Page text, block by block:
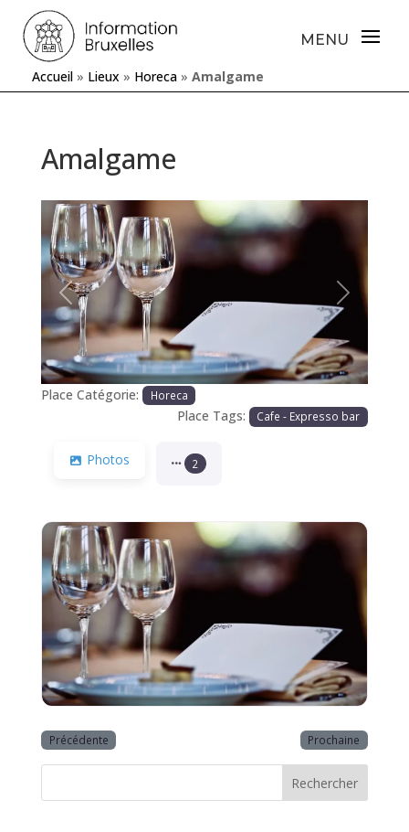
Accueil » Lieux » Horeca » Amalgame
Amalgame
Précédente Prochaine
Place Catégorie: Horeca
Place Tags: Cafe - Expresso bar
Photos 2
Précédente Prochaine
Rechercher